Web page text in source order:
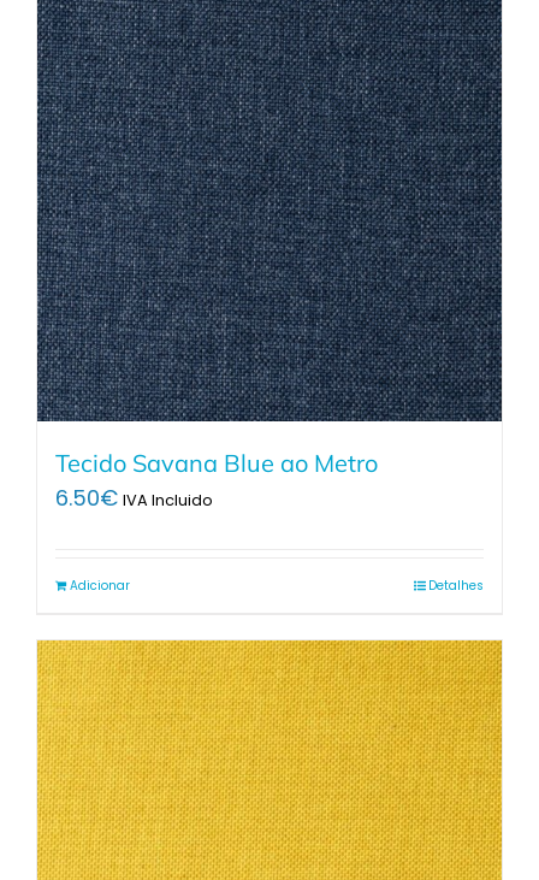
Tecido Savana Blue ao Metro
6.50€ IVA Incluido
Adicionar Detalhes